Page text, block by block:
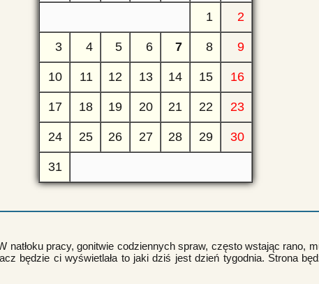
1 2
3 4 5 6 7 8 9
10 11 12 13 14 15 16
17 18 19 20 21 22 23
24 25 26 27 28 29 30
31
natłoku pracy, gonitwie codziennych spraw, często wstając rano,
będzie ci wyświetlała to jaki dziś jest dzień tygodnia. Strona